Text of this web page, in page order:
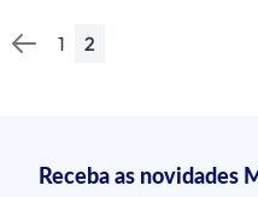
PáginaPágina
Anterior
Página
1
Você esta lendo a
2
Receba as novidades